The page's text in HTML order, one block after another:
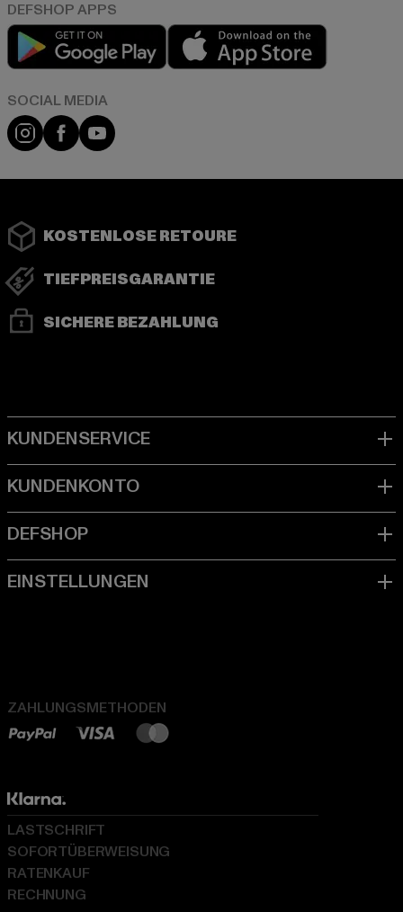
Play market
Instagram
FacebookYouTube
KOSTENLOSE RETOURE
TIEFPREISGARANTIE
SICHERE BEZAHLUNG
ZAHLUNGSMETHODEN
LASTSCHRIFT
SOFORTÜBERWEISUNG
RATENKAUF
RECHNUNG